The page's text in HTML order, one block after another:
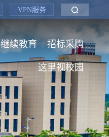
VPN服务
继续教育 招标采购
这里视校园